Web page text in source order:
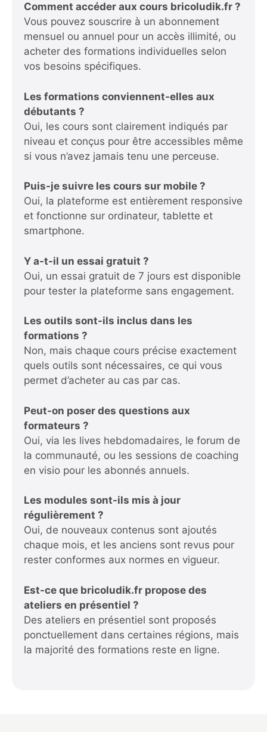
Comment accéder aux cours bricoludik.fr ?
Vous pouvez souscrire à un abonnement
mensuel ou annuel pour un accès illimité, ou
acheter des formations individuelles selon
vos besoins spécifiques.
Les formations conviennent-elles aux
débutants ?
Oui, les cours sont clairement indiqués par
niveau et conçus pour être accessibles même
si vous n’avez jamais tenu une perceuse.
Puis-je suivre les cours sur mobile ?
Oui, la plateforme est entièrement responsive
et fonctionne sur ordinateur, tablette et
smartphone.
Y a-t-il un essai gratuit ?
Oui, un essai gratuit de 7 jours est disponible
pour tester la plateforme sans engagement.
Les outils sont-ils inclus dans les
formations ?
Non, mais chaque cours précise exactement
quels outils sont nécessaires, ce qui vous
permet d’acheter au cas par cas.
Peut-on poser des questions aux
formateurs ?
Oui, via les lives hebdomadaires, le forum de
la communauté, ou les sessions de coaching
en visio pour les abonnés annuels.
Les modules sont-ils mis à jour
régulièrement ?
Oui, de nouveaux contenus sont ajoutés
chaque mois, et les anciens sont revus pour
rester conformes aux normes en vigueur.
Est-ce que bricoludik.fr propose des
ateliers en présentiel ?
Des ateliers en présentiel sont proposés
ponctuellement dans certaines régions, mais
la majorité des formations reste en ligne.